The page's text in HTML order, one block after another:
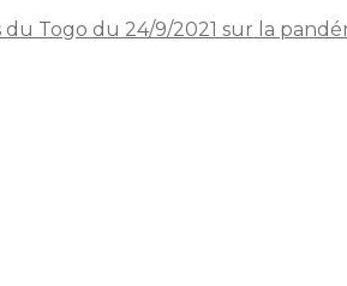
Togo du 24/9/2021 sur la